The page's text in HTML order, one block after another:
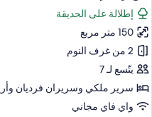
ملكي
بشرفة
منظر
للحديقة
صور
جناح
رئاسي
إطلالة على الحديقة
150 متر مربع
2 من غرف النوم
يتّسع لـ 7
سرير ملكي‫‬ وسريران فرديان‫‬
واي فاي مجاني